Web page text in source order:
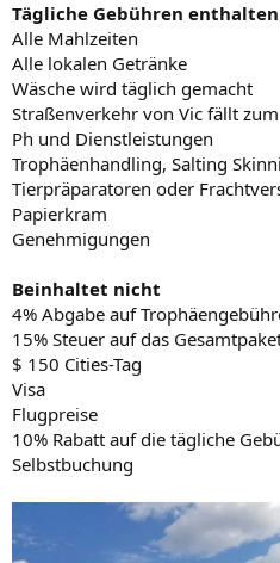
Tägliche Gebühren enthalten
Alle Mahlzeiten
Alle lokalen Getränke
Wäsche wird täglich gemacht
Straßenverkehr von Vic fällt
Ph und Dienstleistungen
Trophäenhandling, Salting
Tierpräparatoren oder
Papierkram
Genehmigungen
Beinhaltet nicht
4% Abgabe auf
15% Steuer auf das
$ 150 Cities-Tag
Visa
Flugpreise
10% Rabatt auf die tägliche
Selbstbuchung